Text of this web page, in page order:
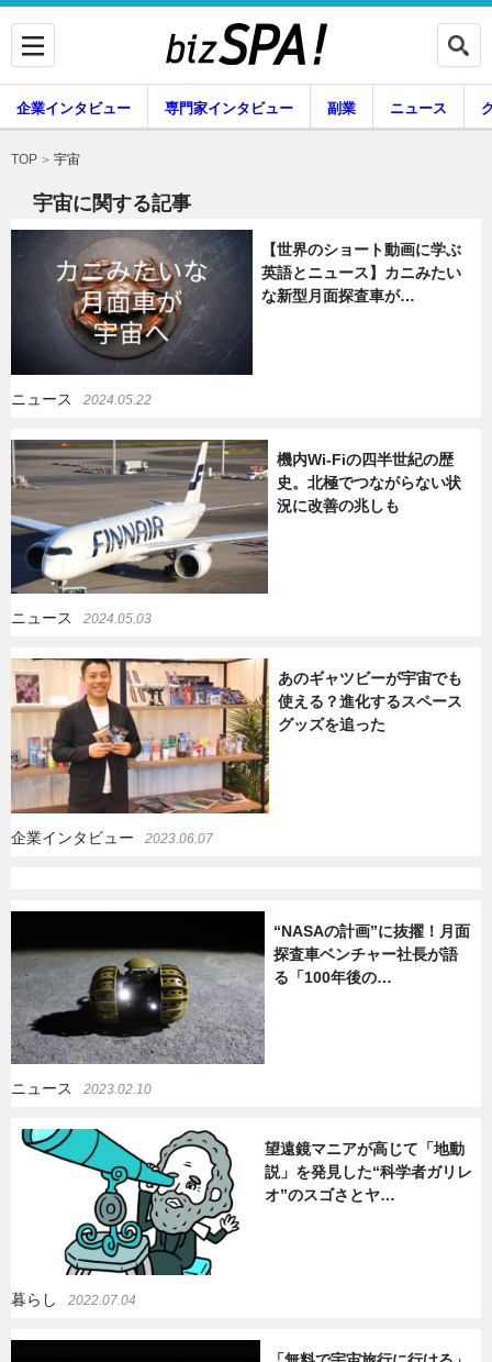
企業インタビュー 専門家インタビュー
副業
グルメ
暮らし
企業インタビュー 専門家インタビュー 副業 ニュース
暮らし
TOP 宇宙
宇宙に関する記事
【世界のショート動画に学ぶ
英語とニュース】カニみたい
な新型月面探査車が…
ニュース 2024.05.22
機内Wi-Fiの四半世紀の歴
史。北極でつながらない状
況に改善の兆しも
ニュース 2024.05.03
あのギャツビーが宇宙でも
使える？進化するスペース
グッズを追った
企業インタビュー 2023.06.07
“NASAの計画”に抜擢！月面
探査車ベンチャー社長が語
る「100年後の…
ニュース 2023.02.10
望遠鏡マニアが高じて「地動
説」を発見した“科学者ガリレ
オ”のスゴさとヤ…
暮らし 2022.07.04